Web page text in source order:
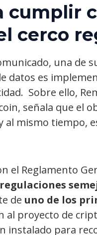
cumplir
cerco
una de
datos es
Sobre ello,
señala que el
al mismo tiempo,
el Reglamento
de uno de los
al proyecto de
instalado para